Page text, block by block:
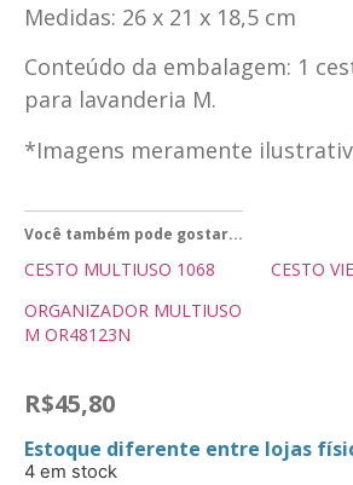
Medidas: 26 x 21 x 18,5 cm
Conteúdo da embalagem: 1
para lavanderia M.
*Imagens meramente
Você também pode gostar...
CESTO MULTIUSO 1068
CESTO
ORGANIZADOR MULTIUSO
M OR48123N
R$45,80
Estoque diferente entre lojas
4 em stock